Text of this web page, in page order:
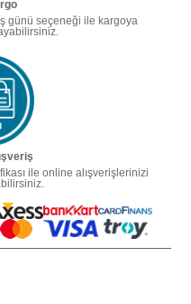
günü seçeneği ile kargoya
ile online alışverişlerinizi